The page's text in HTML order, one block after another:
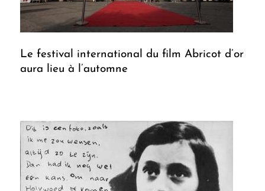
Le festival international du film Abricot d’or
aura lieu à l’automne